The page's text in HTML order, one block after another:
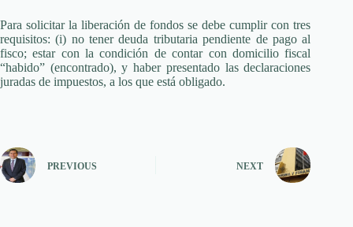
Para solicitar la liberación de fondos se debe cumplir con tres
requisitos: (i) no tener deuda tributaria pendiente de pago al
fisco; estar con la condición de contar con domicilio fiscal
“habido” (encontrado), y haber presentado las declaraciones
juradas de impuestos, a los que está obligado.
PREVIOUS NEXT